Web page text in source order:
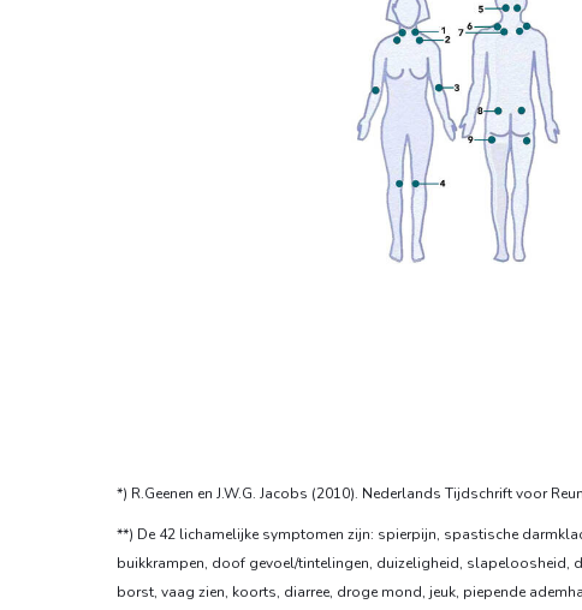
*) R.Geenen en J.W.G. Jacobs (2010). Nederlands Tijdschrift voor
**) De 42 lichamelijke symptomen zijn: spierpijn, spastische
buikkrampen, doof gevoel/tintelingen, duizeligheid, slapeloosheid,
borst, vaag zien, koorts, diarree, droge mond, jeuk, piepende